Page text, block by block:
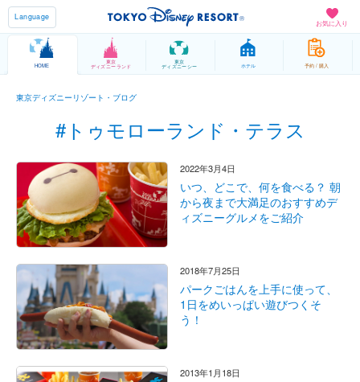
お気に入り
Language
HOME
東京
ディズニーランド
東京
ディズニーシー ホテル 予約 / 購入
東京ディズニーリゾート・ブログ
#トゥモローランド・テラス
2022年3月4日
いつ、どこで、何を食べる？ 朝
から夜まで大満足のおすすめデ
ィズニーグルメをご紹介
2018年7月25日
パークごはんを上手に使って、
1日をめいっぱい遊びつくそ
う！
2013年1月18日